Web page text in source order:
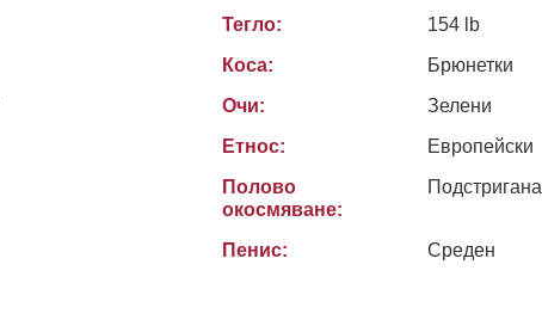
Тегло:
154 lb
Коса:
Брюнетки
Очи:
Зелени
Етнос:
Европейски
Полово
окосмяване:
Подстригана
Пенис: Среден